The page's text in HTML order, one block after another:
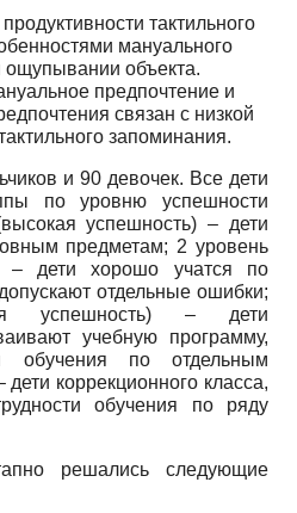
тактильного
мануального
ощупывании объекта.
предпочтение и
связан с низкой
запоминания.
и 90 девочек. Все дети
по уровню успешности
успешность) – дети
предметам; 2 уровень
– дети хорошо учатся по
отдельные ошибки;
успешность) – дети
учебную программу,
обучения по отдельным
коррекционного класса,
обучения по ряду
решались следующие